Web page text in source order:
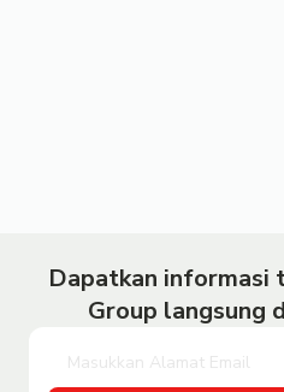
Dapatkan informasi
Group langsung